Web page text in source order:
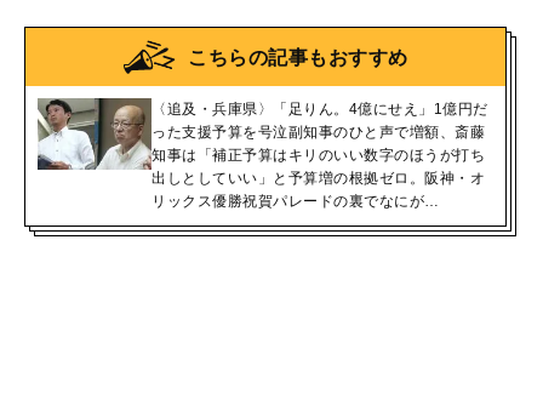
こちらの記事もおすすめ
〈追及・兵庫県〉「足りん。4億にせえ」1億円だ
った支援予算を号泣副知事のひと声で増額、斎藤
知事は「補正予算はキリのいい数字のほうが打ち
出しとしていい」と予算増の根拠ゼロ。阪神・オ
リックス優勝祝賀パレードの裏でなにが…